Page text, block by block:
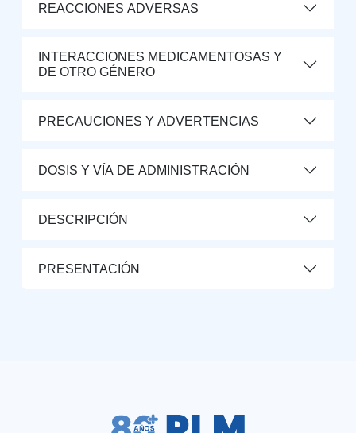
REACCIONES ADVERSAS
INTERACCIONES MEDICAMENTOSAS Y
DE OTRO GÉNERO
PRECAUCIONES Y ADVERTENCIAS
DOSIS Y VÍA DE ADMINISTRACIÓN
DESCRIPCIÓN
PRESENTACIÓN